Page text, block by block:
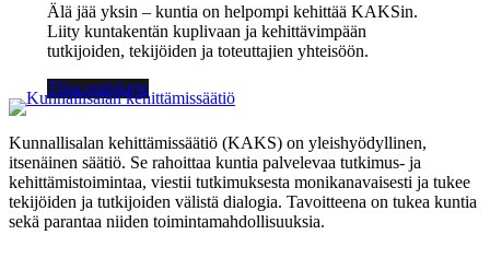
Älä jää yksin – kuntia on helpompi kehittää KAKSin.
Liity kuntakentän kuplivaan ja kehittävimpään
tutkijoiden, tekijöiden ja toteuttajien yhteisöön.
Tilaa uutiskirje
Kunnallisalan kehittämissäätiö (KAKS) on yleishyödyllinen,
itsenäinen säätiö. Se rahoittaa kuntia palvelevaa tutkimus- ja
kehittämistoimintaa, viestii tutkimuksesta monikanavaisesti ja tukee
tekijöiden ja tutkijoiden välistä dialogia. Tavoitteena on tukea kuntia
sekä parantaa niiden toimintamahdollisuuksia.